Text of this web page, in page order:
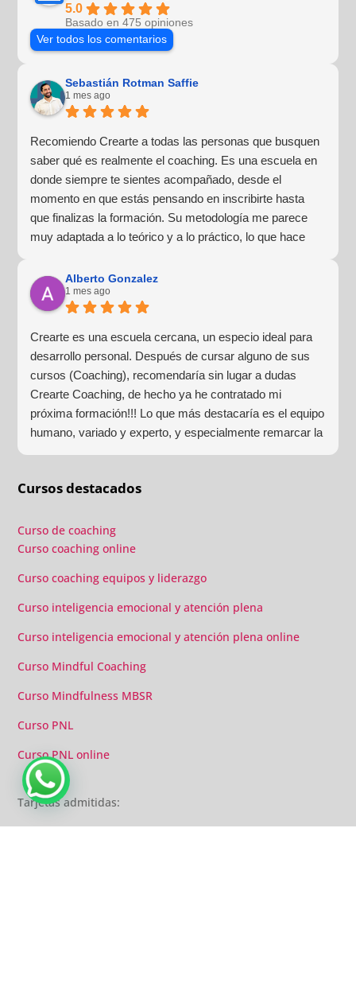
5.0
Basado en 475 opiniones
Ver todos los comentarios
Sebastián Rotman Saffie
1 mes ago
Recomiendo Crearte a todas las personas que busquen
saber qué es realmente el coaching. Es una escuela en
donde siempre te sientes acompañado, desde el
momento en que estás pensando en inscribirte hasta
que finalizas la formación. Su metodología me parece
muy adaptada a lo teórico y a lo práctico, lo que hace
¡Para mí fue una excelente experiencia!
Alberto Gonzalez
1 mes ago
Crearte es una escuela cercana, un especio ideal para
desarrollo personal. Después de cursar alguno de sus
cursos (Coaching), recomendaría sin lugar a dudas
Crearte Coaching, de hecho ya he contratado mi
próxima formación!!! Lo que más destacaría es el equipo
humano, variado y experto, y especialmente remarcar la
añadido con multitud de formaciones, seminarios y
gran liderazgo de Beatriz Ricondo!!!
Cursos destacados
Curso de coaching
Curso coaching online
Curso coaching equipos y liderazgo
Curso inteligencia emocional y atención plena
Curso inteligencia emocional y atención plena online
Curso Mindful Coaching
Curso Mindfulness MBSR
Curso PNL
Curso PNL online
Tarjetas admitidas: